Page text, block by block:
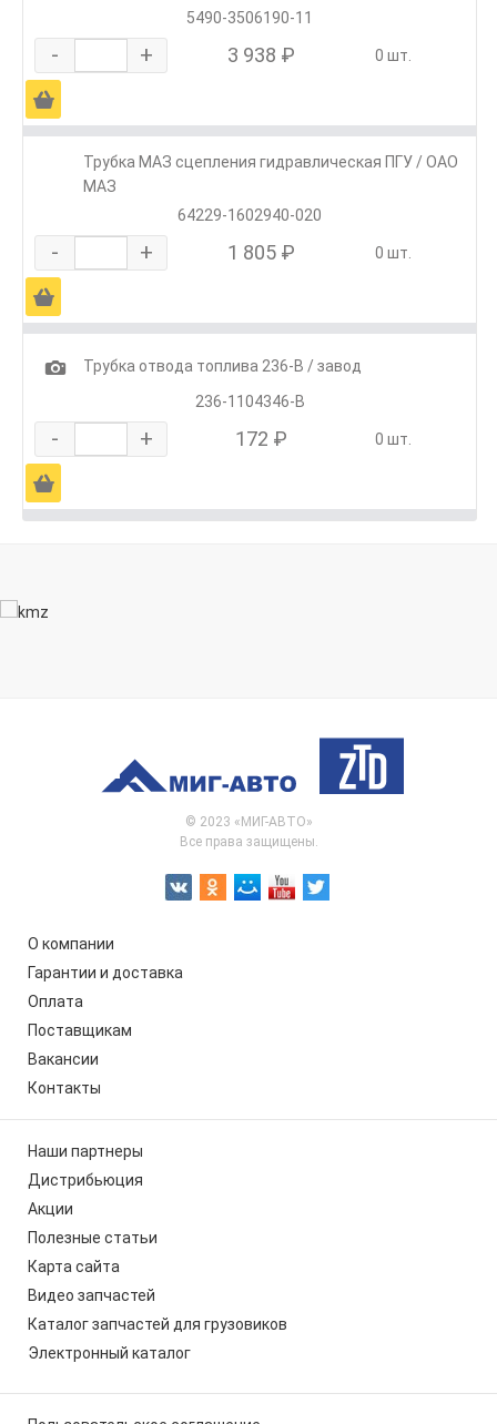
5490-3506190-11
- + 3 938 ₽ 0 шт.
Ä
Трубка МАЗ сцепления гидравлическая ПГУ / ОАО
МАЗ
64229-1602940-020
- + 1 805 ₽ 0 шт.
Ä
1
Трубка отвода топлива 236-В / завод
236-1104346-В
- + 172 ₽ 0 шт.
Ä
© 2023 «МИГ-АВТО»
Все права защищены.
О компании
Гарантии и доставка
Оплата
Поставщикам
Вакансии
Контакты
Наши партнеры
Дистрибьюция
Акции
Полезные статьи
Карта сайта
Видео запчастей
Каталог запчастей для грузовиков
Электронный каталог